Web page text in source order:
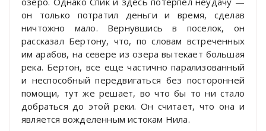
он только потратил деньги и время, сделав
ничтожно мало. Вернувшись в поселок, он
рассказал Бертону, что, по словам встреченных
им арабов, на севере из озера вытекает большая
река. Бертон, все еще частично парализованный
и неспособный передвигаться без посторонней
помощи, тут же решает, во что бы то ни стало
добраться до этой реки. Он считает, что она и
является вожделенным истокам Нила.